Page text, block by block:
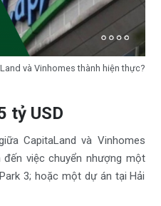
và Vinhomes thành hiện thực?
tỷ USD
CapitaLand và Vinhomes
việc chuyển nhượng một
3; hoặc một dự án tại Hải